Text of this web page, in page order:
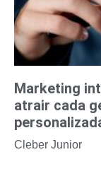
Marketing
atrair cada
Cleber Junior